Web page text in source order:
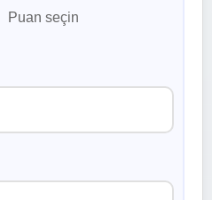
Puan seçin